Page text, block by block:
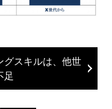
グスキルは、他世
足